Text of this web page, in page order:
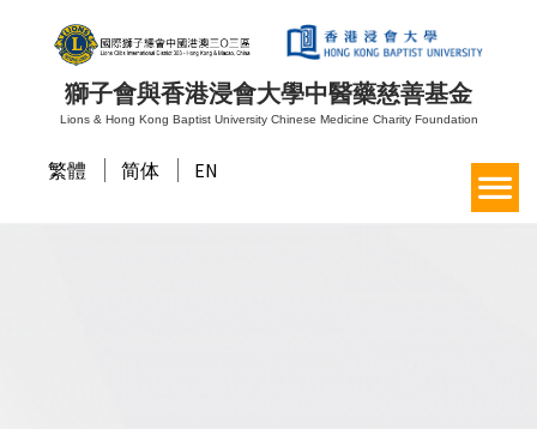
獅子會與香港浸會大學中醫藥慈善基金
Lions & Hong Kong Baptist University Chinese Medicine Charity Foundation
繁體 简体 EN